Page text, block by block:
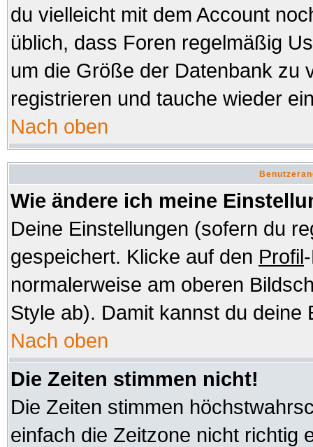
du vielleicht mit dem Account
üblich, dass Foren regelmäßig
um die Größe der Datenbank zu
registrieren und tauche wieder
Nach oben
Wie ändere ich meine
Deine Einstellungen (sofern du
gespeichert. Klicke auf den Profil
normalerweise am oberen
Style ab). Damit kannst du deine
Nach oben
Die Zeiten stimmen nicht!
Die Zeiten stimmen
einfach die Zeitzone nicht richtig